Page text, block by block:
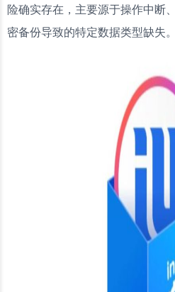
险确实存在，主要源于操作中断
密备份导致的特定数据类型缺失。